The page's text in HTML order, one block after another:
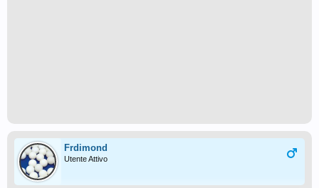
Frdimond
Utente Attivo